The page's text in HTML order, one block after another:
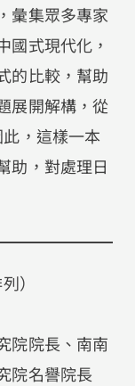
彙集眾多專家
國式現代化，
的比較，幫助
展開解構，從
，這樣一本
助，對處理日
）
院院長、南南
院名譽院長